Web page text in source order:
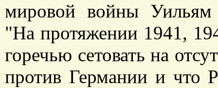
мировой войны Уильям
"На протяжении 1941,
горечью сетовать на
против Германии и что